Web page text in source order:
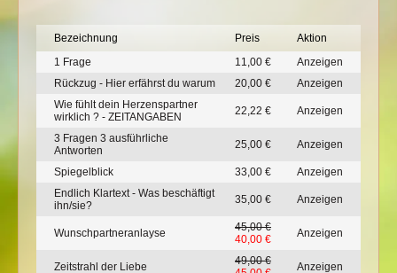
Bezeichnung Preis
Aktion
1 Frage
11,00 €
Anzeigen
Rückzug - Hier erfährst du warum
20,00 €
Anzeigen
Wie fühlt dein Herzenspartner
wirklich ? - ZEITANGABEN
22,22 € Anzeigen
3 Fragen 3 ausführliche
Antworten
25,00 € Anzeigen
Spiegelblick 33,00 €
Anzeigen
Endlich Klartext - Was beschäftigt
ihn/sie?
35,00 € Anzeigen
Wunschpartneranlayse
45,00 €
40,00 €
Anzeigen
Zeitstrahl der Liebe
49,00 €
Anzeigen